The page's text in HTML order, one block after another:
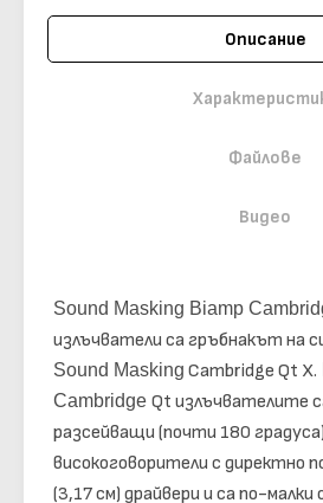
Описание
Файлове
Видео
Sound Masking Biamp
излъчватели са гръбнакът на
Sound Masking Cambridge Qt X.
Cambridge Qt излъчвателите
разсейващи (почти 180 градуса)
високоговорители с директно
(3,17 см) драйвери и са по-